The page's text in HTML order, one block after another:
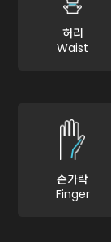
허리
Waist
손가락
Finger